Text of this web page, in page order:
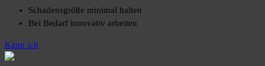
Schadensgröße minimal halten
Bei Bedarf innovativ arbeiten
Kann ich